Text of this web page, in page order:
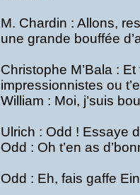
M. Chardin : Allons,
une grande bouffée
Christophe M’Bala :
impressionnistes ou
William : Moi, j’suis
Ulrich : Odd ! Essaye
Odd : Oh t’en as
Odd : Eh, fais gaffe